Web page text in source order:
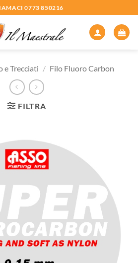
0773 850216
e Trecciati / Filo Fluoro Carbon
FILTRA